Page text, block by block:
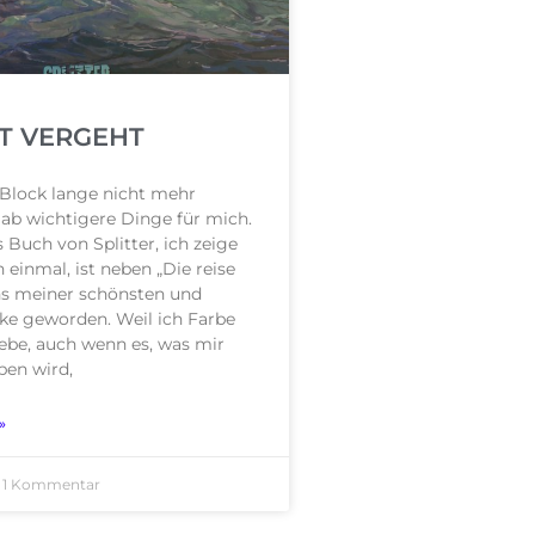
VERGEHT
lange nicht mehr
wichtigere Dinge für mich.
Buch von Splitter, ich zeige
einmal, ist neben „Die reise
meiner schönsten und
geworden. Weil ich Farbe
auch wenn es, was mir
wird,
Kommentar